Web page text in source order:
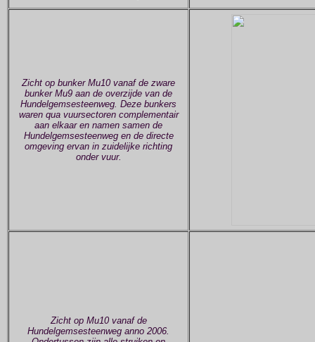
Zicht op bunker Mu10 vanaf de zware
bunker Mu9 aan de overzijde van de
Hundelgemsesteenweg. Deze bunkers
waren qua vuursectoren complementair
aan elkaar en namen samen de
Hundelgemsesteenweg en de directe
omgeving ervan in zuidelijke richting
onder vuur.
Zicht op Mu10 vanaf de
Hundelgemsesteenweg anno 2006.